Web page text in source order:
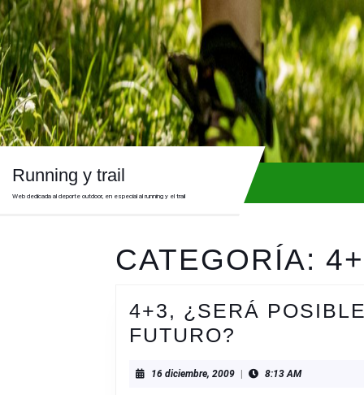
Skip
to
content
Running y trail
Web dedicada al deporte outdoor, en especial al running y el trail
CATEGORÍA:
4+3, ¿SERÁ
FUTURO?
POSIBLE
16 diciembre, 200916
8:13 AM